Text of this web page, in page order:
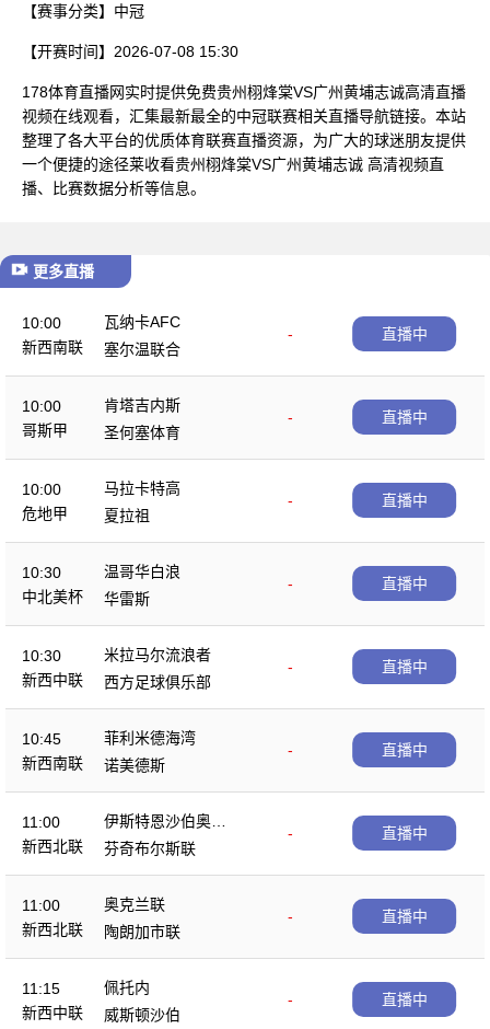
【赛事分类】 中冠
【开赛时间】 2026-07-08 15:30
178体育直播网实时提供免费贵州栩烽棠VS广州黄埔志诚高清直播
视频在线观看，汇集最新最全的中冠联赛相关直播导航链接。本站
整理了各大平台的优质体育联赛直播资源，为广大的球迷朋友提供
一个便捷的途径莱收看贵州栩烽棠VS广州黄埔志诚 高清视频直
播、比赛数据分析等信息。
更多直播
10:00
新西南联
瓦纳卡AFC
-
塞尔温联合
直播中
10:00
哥斯甲
肯塔吉内斯
-
圣何塞体育
直播中
10:00
危地甲
马拉卡特高
-
夏拉祖
直播中
10:30
中北美杯
温哥华白浪
-
华雷斯
直播中
10:30
新西中联
米拉马尔流浪者
-
西方足球俱乐部
直播中
10:45
新西南联
菲利米德海湾
-
诺美德斯
直播中
11:00
新西北联
伊斯特恩沙伯奥克
兰
-
芬奇布尔斯联
直播中
11:00
新西北联
奥克兰联
-
陶朗加市联
直播中
11:15
新西中联
佩托内
-
威斯顿沙伯
直播中